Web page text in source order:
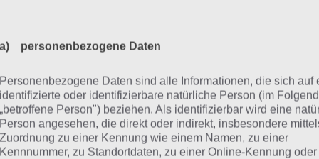
CATS Crash Arena Tubro Stars kannst du eine Gang
oder einfach einer beitreten
a) personenbezogene Daten
Personenbezogene Daten sind alle Informationen, die sich auf
identifizierte oder identifizierbare natürliche Person (im
„betroffene Person") beziehen. Als identifizierbar wird eine
Person angesehen, die direkt oder indirekt, insbesondere
Zuordnung zu einer Kennung wie einem Namen, zu einer
Kennnummer, zu Standortdaten, zu einer Online-Kennung oder